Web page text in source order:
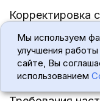
Корректировка
абзацем
допускается в
отчетные
года.
Мы используем
улучшения
сайте, Вы
использованием